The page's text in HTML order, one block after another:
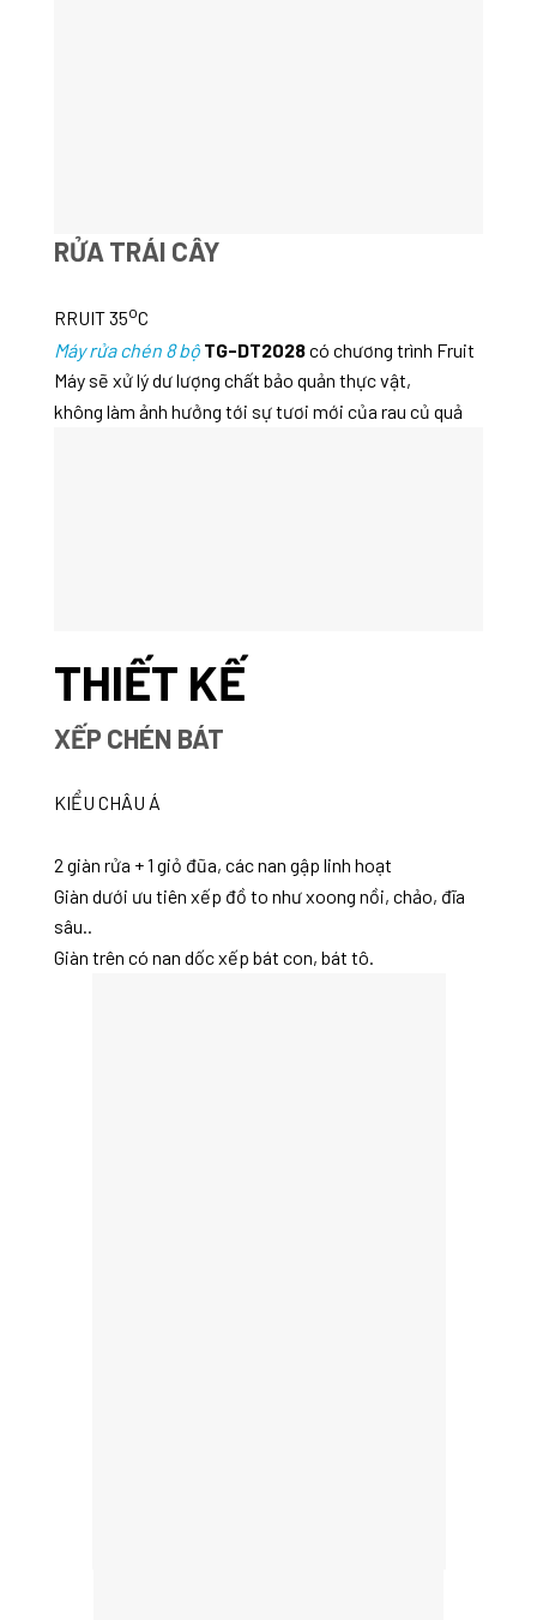
RỬA TRÁI CÂY
RRUIT 35oC
Máy rửa chén 8 bộ TG-DT2028có chương trình Fruit
Máy sẽ xử lý dư lượng chất bảo quản thực vật,
không làm ảnh hưởng tới sự tươi mới của rau củ quả
THIẾT KẾ
XẾP CHÉN BÁT
KIỂU CHÂU Á
2 giàn rửa + 1 giỏ đũa, các nan gập linh hoạt
Giàn dưới ưu tiên xếp đồ to như xoong nồi, chảo, đĩa
sâu..
Giàn trên có nan dốc xếp bát con, bát tô.